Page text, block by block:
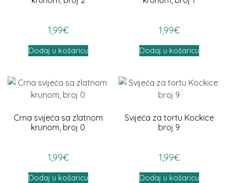
1,99€
Dodaj u košaricu
1,99€
Dodaj u košaricu
Crna svijeća sa zlatnom
krunom, broj 0
1,99€
Dodaj u košaricu
Svijeća za tortu Kockice
broj 9
1,99€
Dodaj u košaricu